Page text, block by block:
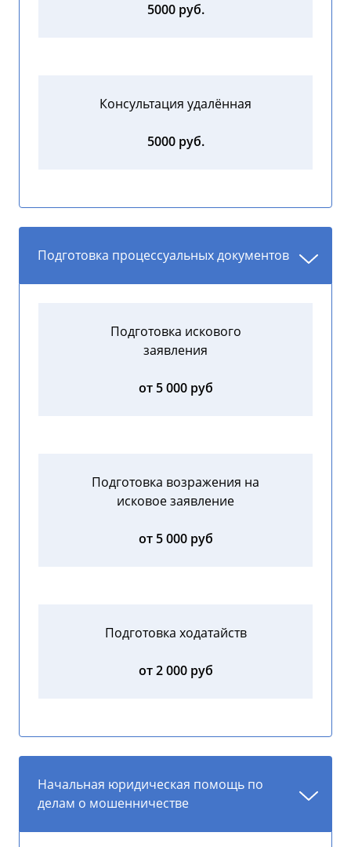
5000 руб.
Консультация удалённая
5000 руб.
Подготовка процессуальных документов
Подготовка искового
заявления
от 5 000 руб
Подготовка возражения на
исковое заявление
от 5 000 руб
Подготовка ходатайств
от 2 000 руб
Начальная юридическая помощь по
делам о мошенничестве